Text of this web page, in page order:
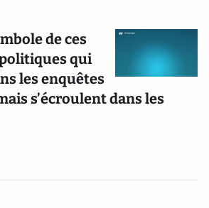
de ces
qui
les enquêtes
s’écroulent dans les